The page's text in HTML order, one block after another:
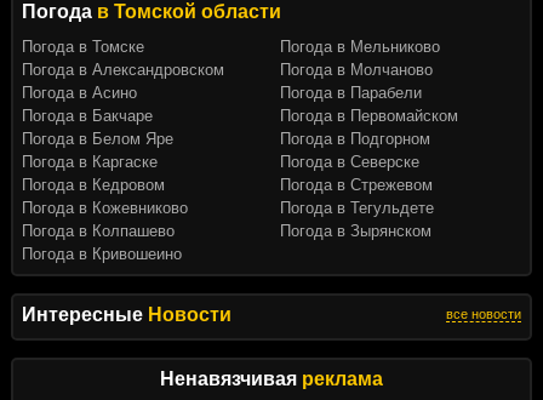
Интересные Новости все новости
Ненавязчивая реклама
Погода в Томской области
Погода в Томске
Погода в Александровском
Погода в Асино
Погода в Бакчаре
Погода в Белом Яре
Погода в Каргаске
Погода в Кедровом
Погода в Кожевниково
Погода в Колпашево
Погода в Кривошеино
Погода в Мельниково
Погода в Молчаново
Погода в Парабели
Погода в Первомайском
Погода в Подгорном
Погода в Северске
Погода в Стрежевом
Погода в Тегульдете
Погода в Зырянском